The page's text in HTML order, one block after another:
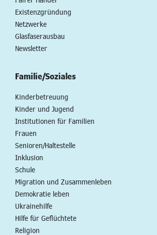
Existenzgründung
Netzwerke
Glasfaserausbau
Newsletter
Familie/Soziales
Kinderbetreuung
Kinder und Jugend
Institutionen für Familien
Frauen
Senioren/Haltestelle
Inklusion
Schule
Migration und Zusammenleben
Demokratie leben
Ukrainehilfe
Hilfe für Geflüchtete
Religion